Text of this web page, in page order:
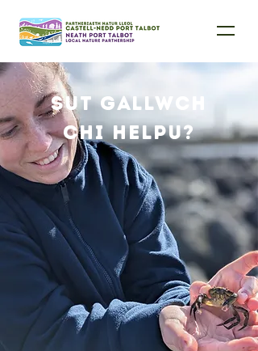
Sut gallwch
chi helpu?